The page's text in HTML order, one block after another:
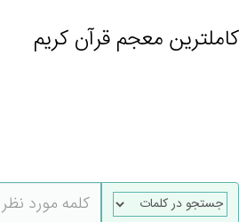
کاملترین معجم قرآن کریم